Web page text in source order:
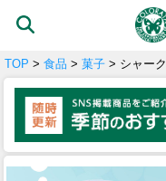
TOP > 食品 > 菓子 > シャー